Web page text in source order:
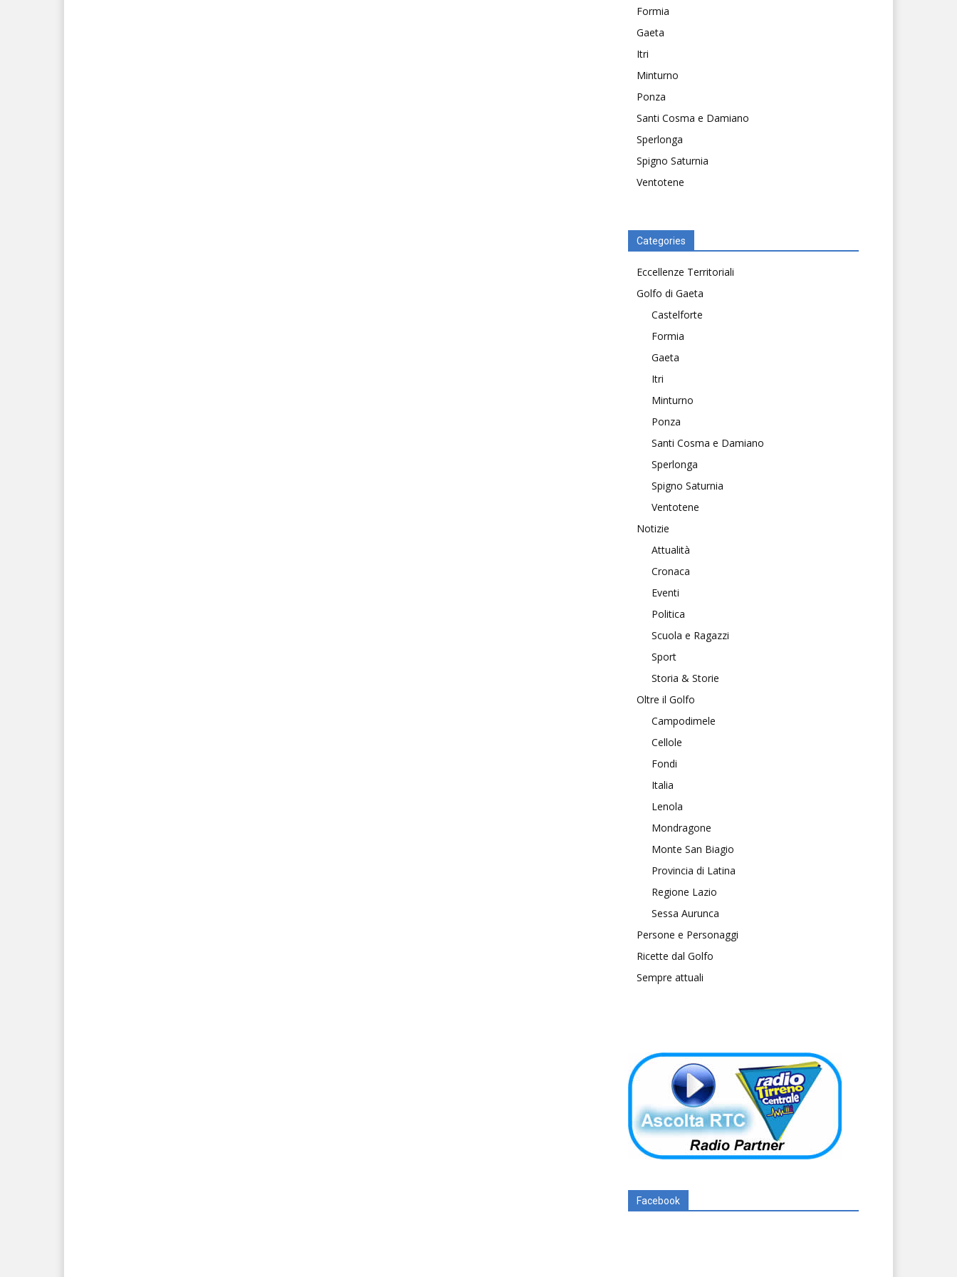
Formia
Gaeta
Itri
Minturno
Ponza
Santi Cosma e Damiano
Sperlonga
Spigno Saturnia
Ventotene
Categories
Eccellenze Territoriali
Golfo di Gaeta
Castelforte
Formia
Gaeta
Itri
Minturno
Ponza
Santi Cosma e Damiano
Sperlonga
Spigno Saturnia
Ventotene
Notizie
Attualità
Cronaca
Eventi
Politica
Scuola e Ragazzi
Sport
Storia & Storie
Oltre il Golfo
Campodimele
Cellole
Fondi
Italia
Lenola
Mondragone
Monte San Biagio
Provincia di Latina
Regione Lazio
Sessa Aurunca
Persone e Personaggi
Ricette dal Golfo
Sempre attuali
Facebook